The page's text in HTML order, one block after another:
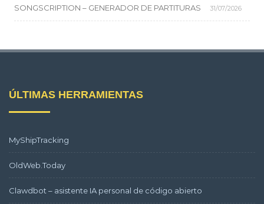
SONGSCRIPTION – GENERADOR DE PARTITURAS 31/07/2026
ÚLTIMAS HERRAMIENTAS
MyShipTracking
OldWeb.Today
Clawdbot – asistente IA personal de código abierto